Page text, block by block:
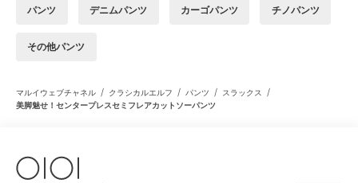
パンツ デニムパンツ カーゴパンツ チノパンツ
その他パンツ
マルイウェブチャネル / クラシカルエルフ / パンツ / スラックス /
美脚魅せ！センタープレスセミフレアカットソーパンツ